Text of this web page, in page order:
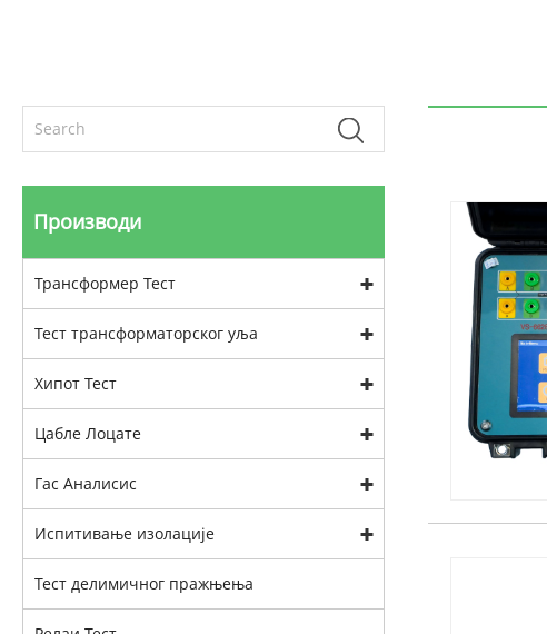
Производи
Трансформер Тест
Тест трансформаторског уља
Хипот Тест
Цабле Лоцате
Гас Аналисис
Испитивање изолације
Тест делимичног пражњења